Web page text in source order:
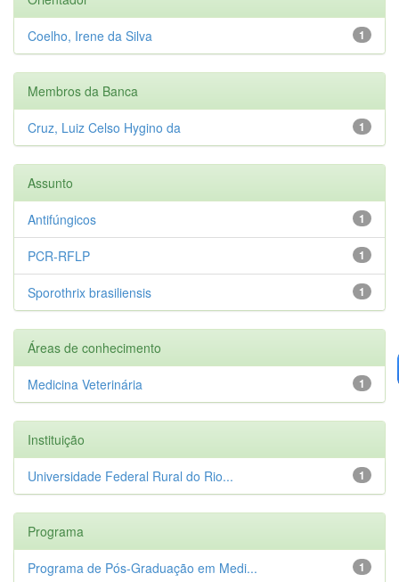
1
Coelho, Irene da Silva
Membros da Banca
1
Cruz, Luiz Celso Hygino da
Assunto
1
Antifúngicos
1
PCR-RFLP
1
Sporothrix brasiliensis
Áreas de conhecimento
1
Medicina Veterinária
Instituição
1
Universidade Federal Rural do Rio...
Programa
1
Programa de Pós-Graduação em Medi...